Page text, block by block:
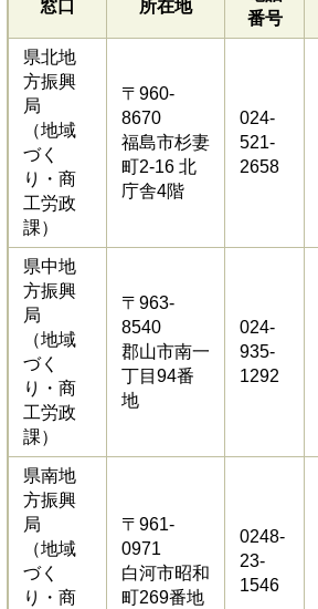
窓口 所在地
番号
県北地
方振興
局
（地域
づく
り・商
工労政
課）
〒960-
8670
福島市杉妻
町2-16 北
庁舎4階
024-
521-
2658
県中地
方振興
局
（地域
づく
り・商
工労政
課）
〒963-
8540
郡山市南一
丁目94番
地
024-
935-
1292
県南地
方振興
局
（地域
づく
り・商
〒961-
0971
白河市昭和
町269番地
0248-
23-
1546